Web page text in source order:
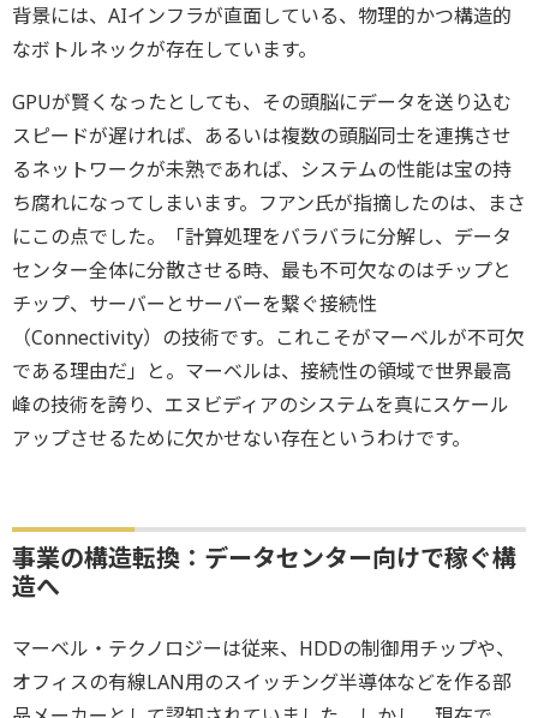
背景には、AIインフラが直面している、物理的かつ構造的
なボトルネックが存在しています。
GPUが賢くなったとしても、その頭脳にデータを送り込む
スピードが遅ければ、あるいは複数の頭脳同士を連携させ
るネットワークが未熟であれば、システムの性能は宝の持
ち腐れになってしまいます。フアン氏が指摘したのは、まさ
にこの点でした。「計算処理をバラバラに分解し、データ
センター全体に分散させる時、最も不可欠なのはチップと
チップ、サーバーとサーバーを繋ぐ接続性
（Connectivity）の技術です。これこそがマーベルが不可欠
である理由だ」と。マーベルは、接続性の領域で世界最高
峰の技術を誇り、エヌビディアのシステムを真にスケール
アップさせるために欠かせない存在というわけです。
事業の構造転換：データセンター向けで稼ぐ構
造へ
マーベル・テクノロジーは従来、HDDの制御用チップや、
オフィスの有線LAN用のスイッチング半導体などを作る部